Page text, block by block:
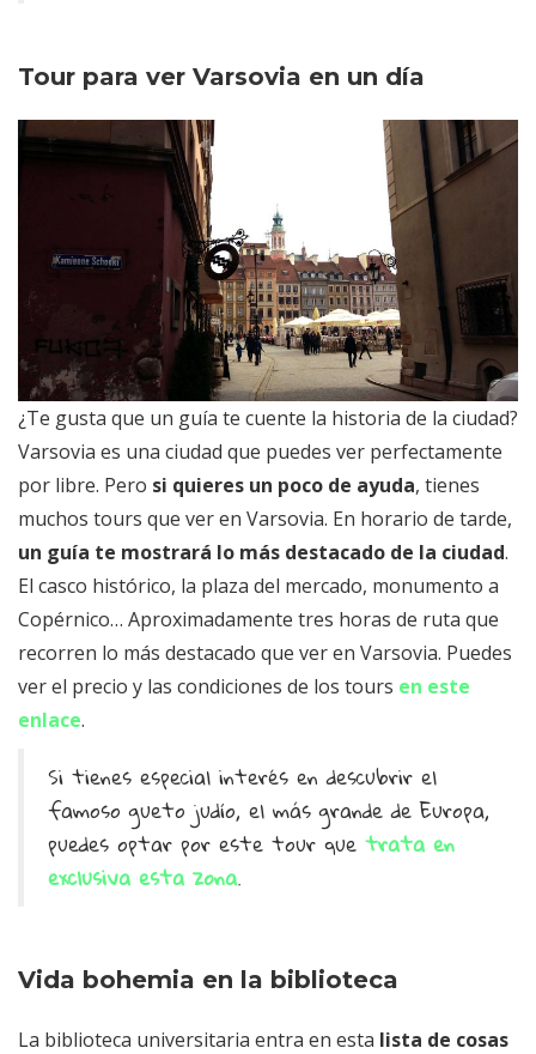
Tour para ver Varsovia en un día
¿Te gusta que un guía te cuente la historia de la ciudad?
Varsovia es una ciudad que puedes ver perfectamente
por libre. Pero si quieres un poco de ayuda, tienes
muchos tours que ver en Varsovia. En horario de tarde,
un guía te mostrará lo más destacado de la ciudad.
El casco histórico, la plaza del mercado, monumento a
Copérnico… Aproximadamente tres horas de ruta que
recorren lo más destacado que ver en Varsovia. Puedes
ver el precio y las condiciones de los tours en este
enlace.
Si tienes especial interés en descubrir el
famoso gueto judío, el más grande de Europa,
puedes optar por este tour que trata en
exclusiva esta zona.
Vida bohemia en la biblioteca
La biblioteca universitaria entra en esta lista de cosas